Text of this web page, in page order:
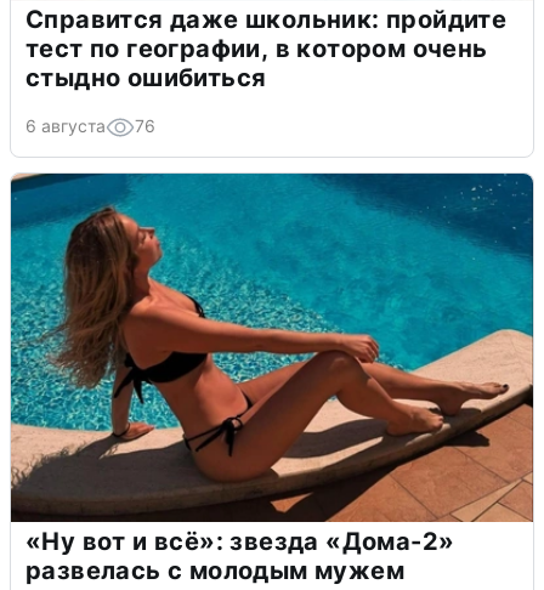
Справится даже школьник: пройдите
тест по географии, в котором очень
стыдно ошибиться
6 августа 76
«Ну вот и всё»: звезда «Дома-2»
развелась с молодым мужем